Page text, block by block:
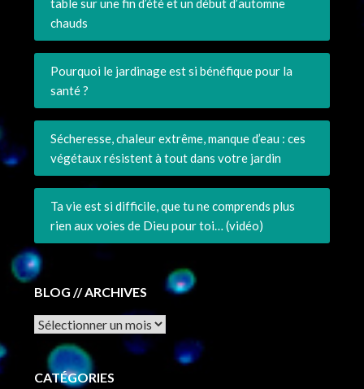
table sur une fin d’été et un début d’automne
chauds
Pourquoi le jardinage est si bénéfique pour la
santé ?
Sécheresse, chaleur extrême, manque d’eau : ces
végétaux résistent à tout dans votre jardin
Ta vie est si difficile, que tu ne comprends plus
rien aux voies de Dieu pour toi… (vidéo)
BLOG // ARCHIVES
Archives
CATÉGORIES